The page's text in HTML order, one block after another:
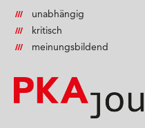
unabhängig
kritisch
meinungsbildend